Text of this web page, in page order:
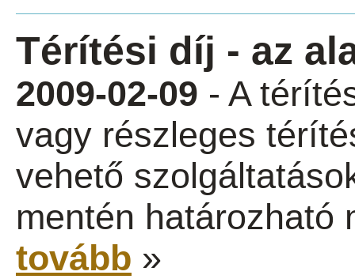
Térítési díj - az
2009-02-09 - A
vagy részleges
vehető
mentén határozható
tovább »